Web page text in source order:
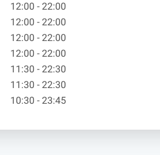
12:00 - 22:00
12:00 - 22:00
12:00 - 22:00
12:00 - 22:00
11:30 - 22:30
11:30 - 22:30
10:30 - 23:45